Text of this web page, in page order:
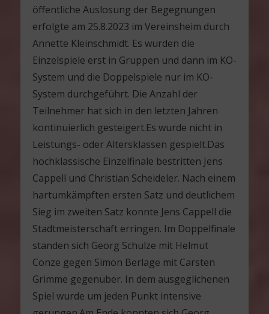
öffentliche Auslosung der Begegnungen
erfolgte am 25.8.2023 im Vereinsheim durch
Annette Kleinschmidt. Es wurden die
Einzelspiele erst in Gruppen und dann im KO-
System und die Doppelspiele nur im KO-
System durchgeführt. Die Anzahl der
Teilnehmer hat sich in den letzten Jahren
kontinuierlich gesteigert.Es wurde nicht in
Leistungs- oder Altersklassen gespielt.Das
hochklassische Einzelfinale bestritten Jens
Cappell und Christian Scheideler. Nach einem
hartumkämpften ersten Satz und deutlichem
Sieg im zweiten Satz konnte Jens Cappell die
Stadtmeisterschaft erringen. Im Doppelfinale
standen sich Georg Schulze mit Helmut
Conze gegen Simon Berlage mit Carsten
Grimme gegenüber. In dem ausgeglichenen
Spiel wurde um jeden Punkt intensive